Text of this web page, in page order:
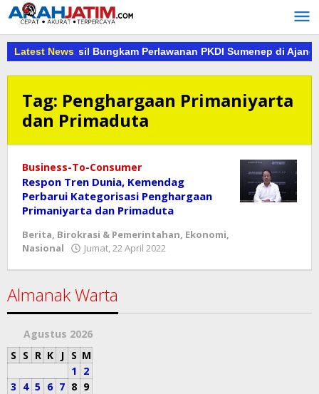
Lewati
ke
konten
Latest News
Berhasil Bungkam Perlawanan PKDI Sumenep di Ajang PKDI
Tag: Penghargaan Primaniyarta
dan Primaduta
Business-To-Consumer
Respon Tren Dunia, Kemendag
Perbarui Kategorisasi Penghargaan
Primaniyarta dan Primaduta
Berita, Birokrasi & Pemerintahan, Ekonomi,
Nasional
Jumat, 22 April 2022
Almanak Warta
Agustus 2026
S S R K J S M
1 2
3 4 5 6 7 8 9